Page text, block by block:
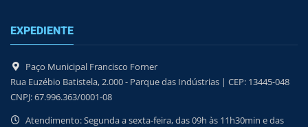
EXPEDIENTE
Paço Municipal Francisco Forner
Rua Euzébio Batistela, 2.000 - Parque das Indústrias | CEP: 13445-048
CNPJ: 67.996.363/0001-08
Atendimento: Segunda a sexta-feira, das 09h às 11h30min e das